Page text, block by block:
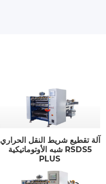
آلة تقطيع شريط النقل الحراري
شبه الأوتوماتيكية RSDS5
PLUS